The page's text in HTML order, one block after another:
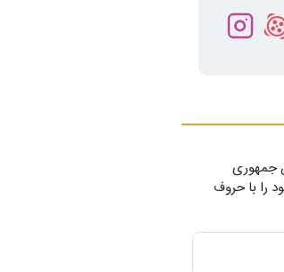
جمهوری
را با حروف